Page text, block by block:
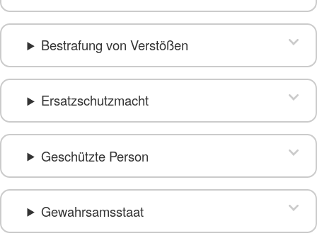
Bestrafung von Verstößen
Ersatzschutzmacht
Geschützte Person
Gewahrsamsstaat